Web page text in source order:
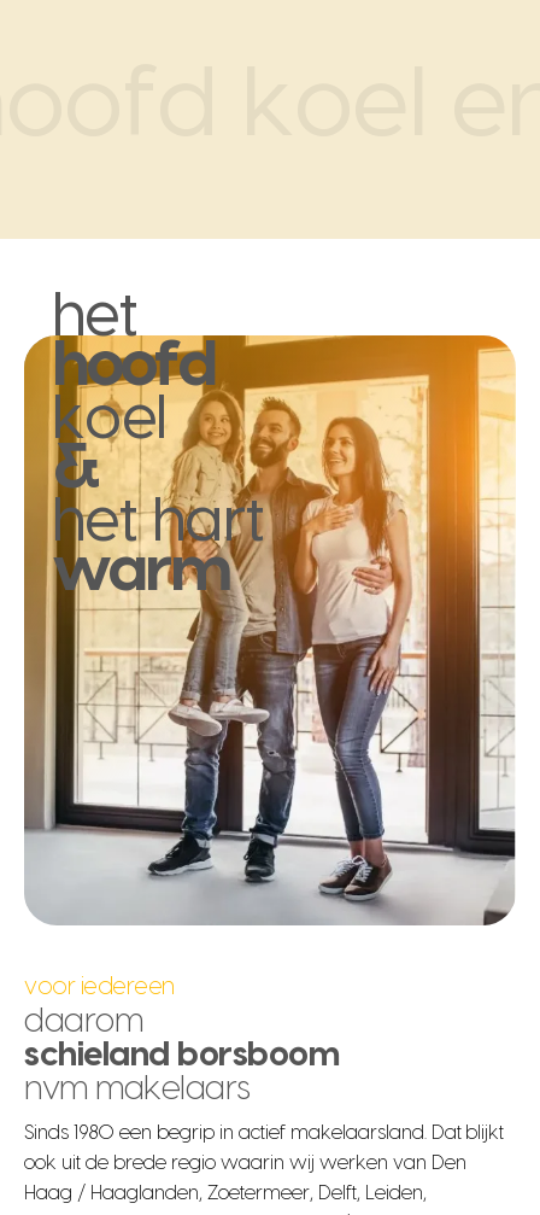
het
hoofd
koel
&
het hart
warm
voor iedereen
daarom
schieland borsboom
nvm makelaars
Sinds 1980 een begrip in actief makelaarsland. Dat blijkt
ook uit de brede regio waarin wij werken van Den
Haag / Haaglanden, Zoetermeer, Delft, Leiden,